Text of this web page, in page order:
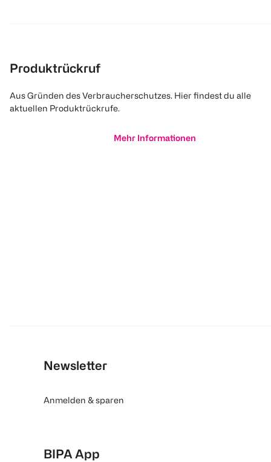
Produktrückruf
Aus Gründen des Verbraucherschutzes. Hier findest du alle
aktuellen Produktrückrufe.
Mehr Informationen
Newsletter
Anmelden & sparen
BIPA App